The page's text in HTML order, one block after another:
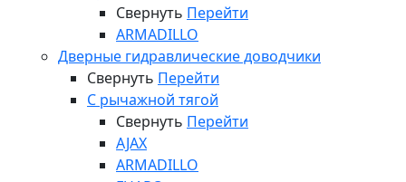
Свернуть Перейти
ARMADILLO
Дверные гидравлические доводчики
Свернуть Перейти
С рычажной тягой
Свернуть Перейти
AJAX
ARMADILLO